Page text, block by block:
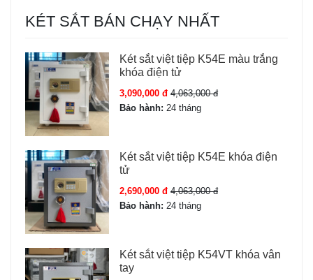
Thương hiệu Két sắt Bofa chính hãng
Nhà sản xuất Bofa
Kích thước ngoài
Mở két sắt
Khóa cơ; Mã số điện tử;
Face id 3D
KÉT SẮT BÁN CHẠY NHẤT
Két sắt việt tiệp K54E màu trắng
khóa điện tử
3,090,000 đ 4,063,000 đ
Bảo hành: 24 tháng
Két sắt việt tiệp K54E khóa điện
tử
2,690,000 đ 4,063,000 đ
Bảo hành: 24 tháng
Két sắt việt tiệp K54VT khóa vân
tay